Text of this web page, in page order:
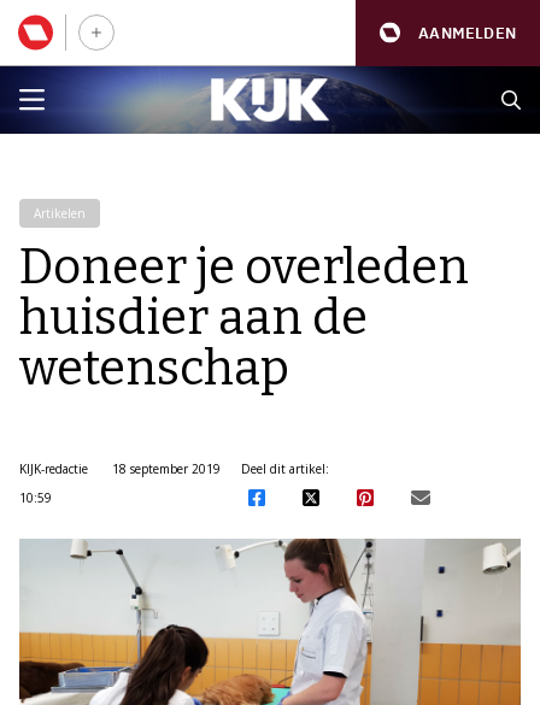
AANMELDEN
Artikelen
Doneer je overleden
huisdier aan de
wetenschap
KIJK-redactie
18 september 2019
10:59
Deel dit artikel: